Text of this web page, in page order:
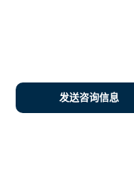
发送咨询信息